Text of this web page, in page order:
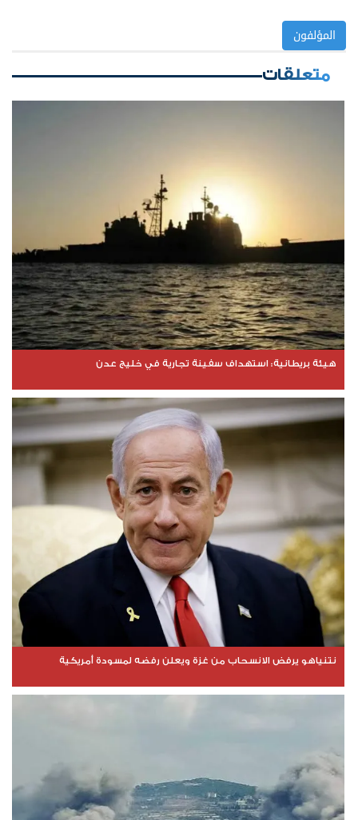
المؤلفون
متعلقات
هيئة بريطانية: استهداف سفينة تجارية في خليج عدن
نتنياهو يرفض الانسحاب من غزة ويعلن رفضه لمسودة أمريكية